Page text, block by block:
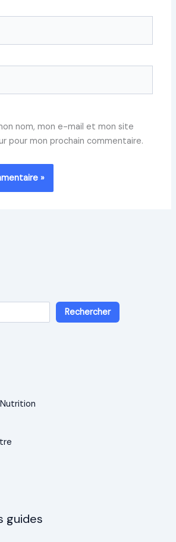
nom, mon e-mail et mon site
pour mon prochain commentaire.
Rechercher
guides